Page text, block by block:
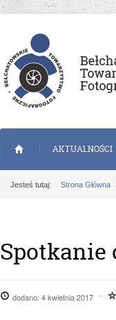
AKTUALNOŚCI
Jesteś tutaj: Strona Główna
Spotkanie
dodano: 4 kwietnia 2017